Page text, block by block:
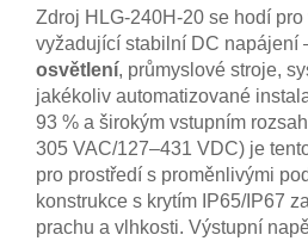
Zdroj HLG-240H-20 se hodí
vyžadující stabilní DC napájení
osvětlení, průmyslové stroje,
jakékoliv automatizované
93 % a širokým vstupním
305 VAC/127–431 VDC) je
pro prostředí s proměnlivými
konstrukce s krytím IP65/IP67
prachu a vlhkosti. Výstupní